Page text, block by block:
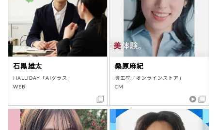
石黒雄太
HALLIDAY「AIグラス」
WEB
桑原麻紀
資生堂「オンラインストア」
CM